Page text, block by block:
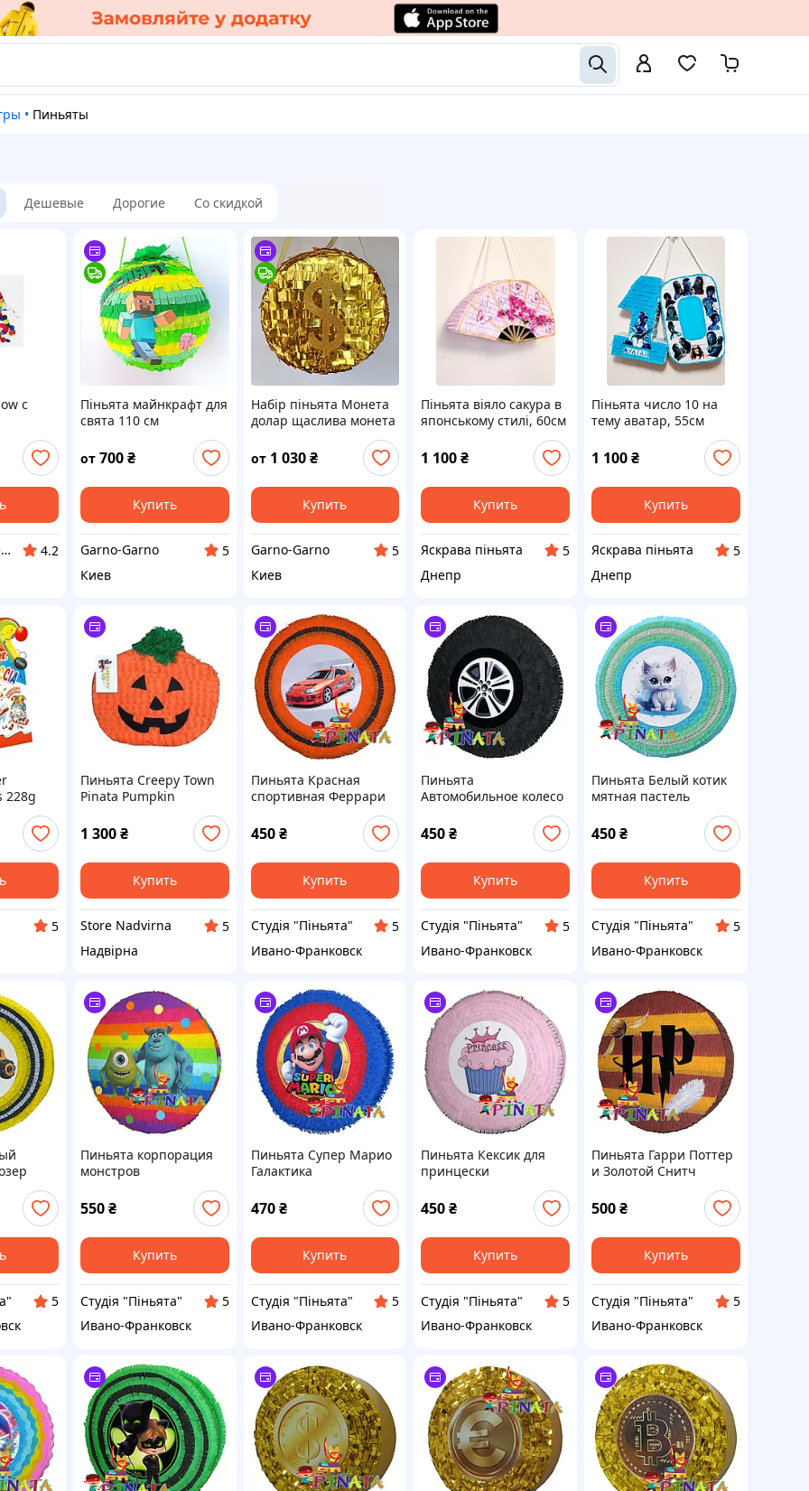
• Пиньяты
Дешевые Дорогие Со скидкой
с
Фоп Городищева
4.2
Піньята майнкрафт для
свята 110 см
бумажная для
праздника пиньята
Майнкрафт шар 110
обхват
от 700₴
Купить
Garno-Garno
5
Киев
Набір піньята Монета
долар щаслива монета
народження барабан
форма + біта
от 1 030 ₴
Купить
Garno-Garno
5
Киев
Піньята віяло сакура в
японському стилі, 60см
1 100₴
Купить
Яскрава піньята
5
Днепр
Піньята число 10 на
тему аватар, 55см
1 100₴
Купить
Яскрава піньята
5
Днепр
228g
5
Пиньята Creepy Town
Pinata Pumpkin
1 300₴
Купить
Store Nadvirna
5
Надвірна
Пиньята Красная
спортивная Феррари
450 ₴
Купить
Студія "Піньята"
5
Ивано-Франковск
Пиньята
Автомобильное колесо
450₴
Купить
Студія "Піньята"
5
Ивано-Франковск
Пиньята Белый котик
мятная пастель
450₴
Купить
Студія "Піньята"
5
Ивано-Франковск
5
Пиньята корпорация
монстров
горошек
550₴
Купить
Студія "Піньята"
5
Ивано-Франковск
Пиньята Супер Марио
Галактика
470 ₴
Купить
Студія "Піньята"
5
Ивано-Франковск
Пиньята Кексик для
принцески
450₴
Купить
Студія "Піньята"
5
Ивано-Франковск
Пиньята Гарри Поттер
и Золотой Снитч
500₴
Купить
Студія "Піньята"
5
Ивано-Франковск